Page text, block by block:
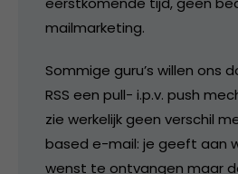
mailmarketing.
Sommige guru’s willen ons
RSS een pull- i.p.v. push
zie werkelijk geen verschil
based e-mail: je geeft aan
wenst te ontvangen maar